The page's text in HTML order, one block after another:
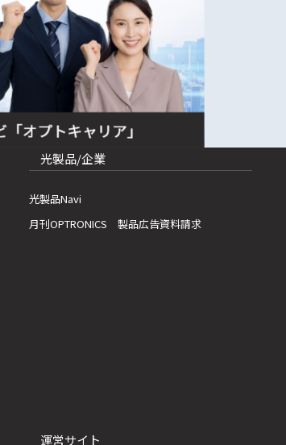
光製品/企業
光製品Navi
月刊OPTRONICS 製品広告資料請求
運営サイト